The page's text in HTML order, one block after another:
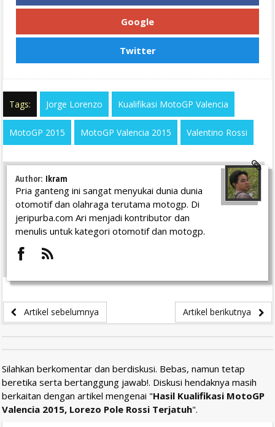
Google
Twitter
Tags: Jorge Lorenzo Kualifikasi MotoGP Valencia
MotoGP 2015 MotoGP Valencia 2015 Valentino Rossi
Author: Ikram
Pria ganteng ini sangat menyukai dunia dunia
otomotif dan olahraga terutama motogp. Di
jeripurba.com Ari menjadi kontributor dan
menulis untuk kategori otomotif dan motogp.
Artikel sebelumnya Artikel berikutnya
Silahkan berkomentar dan berdiskusi. Bebas, namun tetap
beretika serta bertanggung jawab!. Diskusi hendaknya masih
berkaitan dengan artikel mengenai "Hasil Kualifikasi MotoGP
Valencia 2015, Lorezo Pole Rossi Terjatuh".